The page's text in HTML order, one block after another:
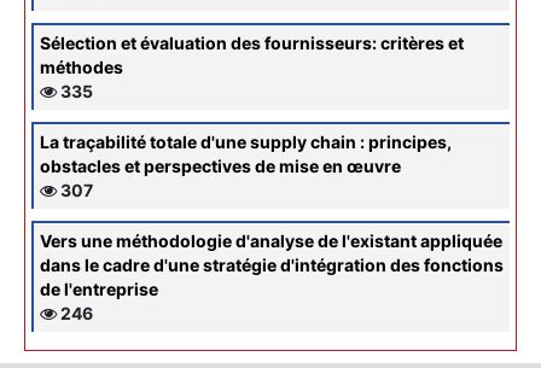
Sélection et évaluation des fournisseurs: critères et
méthodes
335
La traçabilité totale d'une supply chain : principes,
obstacles et perspectives de mise en œuvre
307
Vers une méthodologie d'analyse de l'existant appliquée
dans le cadre d'une stratégie d'intégration des fonctions
de l'entreprise
246